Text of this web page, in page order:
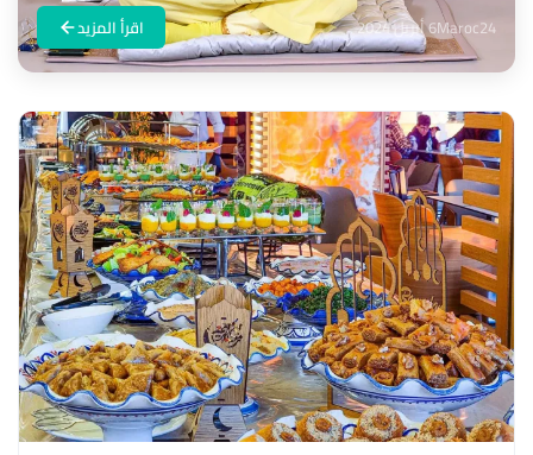
Maroc246 أبريل 2024 اقرأ المزيد